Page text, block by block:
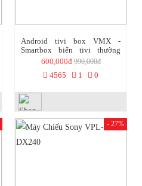
Android tivi box VMX -
Smartbox biến tivi thường
thành TV thông minh(Vàng)
600,000đ990,000đ
4565 1 0
- 27%